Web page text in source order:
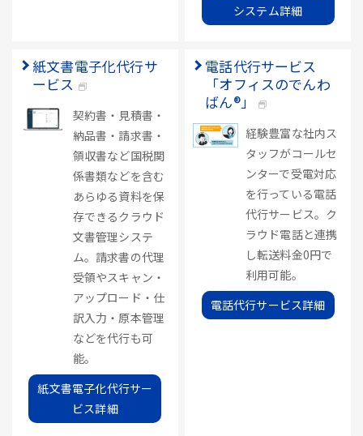
システム詳細
紙文書電子化代行サ
ービス
契約書・見積書・
納品書・請求書・
領収書など国税関
係書類などを含む
あらゆる資料を保
存できるクラウド
文書管理システ
ム。請求書の代理
受領やスキャン・
アップロード・仕
訳入力・原本管理
などを代行も可
能。
紙文書電子化代行サー
ビス詳細
電話代行サービス
「オフィスのでんわ
ばん®」
経験豊富な社内ス
タッフがコールセ
ンターで受電対応
を行っている電話
代行サービス。ク
ラウド電話と連携
し転送料金0円で
利用可能。
電話代行サービス詳細